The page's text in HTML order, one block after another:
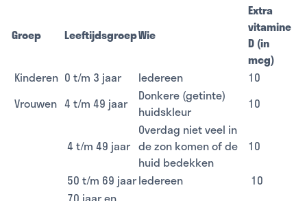
Groep LeeftijdsgroepWie
Extra
vitamine
D (in
mcg)
Kinderen 0 t/m 3 jaar Iedereen
10
Vrouwen 4 t/m 49 jaar
Donkere (getinte)
huidskleur
10
4 t/m 49 jaar
Overdag niet veel in
de zon komen of de
huid bedekken
10
50 t/m 69 jaarIedereen
10